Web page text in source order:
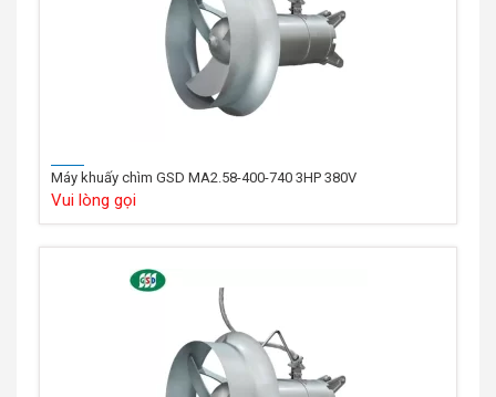
Máy khuấy chìm GSD MA2.58-400-740 3HP 380V
Vui lòng gọi